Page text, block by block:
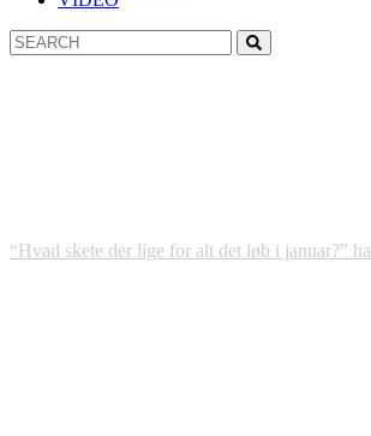
Search
for:
“Hvad skete der lige for alt det løb i januar?” ha